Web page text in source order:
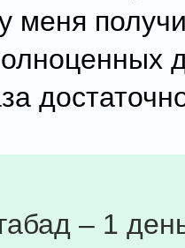
меня
– 1